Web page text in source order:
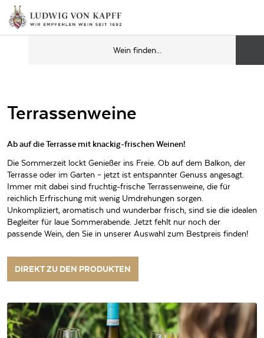
Terrassenweine
Ab auf die Terrasse mit knackig-frischen Weinen!
Die Sommerzeit lockt Genießer ins Freie. Ob auf dem Balkon, der
Terrasse oder im Garten – jetzt ist entspannter Genuss angesagt.
Immer mit dabei sind fruchtig-frische Terrassenweine, die für
reichlich Erfrischung mit wenig Umdrehungen sorgen.
Unkompliziert, aromatisch und wunderbar frisch, sind sie die idealen
Begleiter für laue Sommerabende. Jetzt fehlt nur noch der
passende Wein, den Sie in unserer Auswahl zum Bestpreis finden!
DIREKT ZU DEN PRODUKTEN